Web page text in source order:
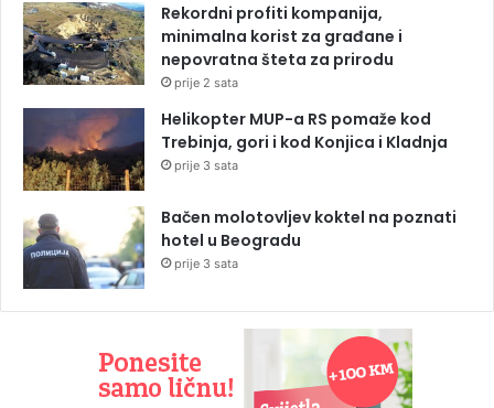
Rekordni profiti kompanija,
minimalna korist za građane i
nepovratna šteta za prirodu
prije 2 sata
Helikopter MUP-a RS pomaže kod
Trebinja, gori i kod Konjica i Kladnja
prije 3 sata
Bačen molotovljev koktel na poznati
hotel u Beogradu
prije 3 sata